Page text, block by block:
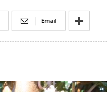
Email